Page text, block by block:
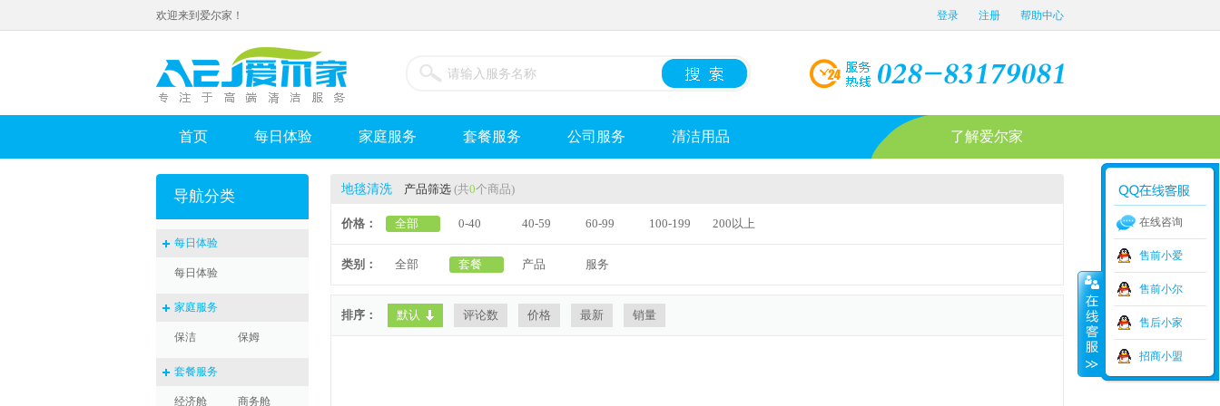
欢迎来到爱尔家！ 登录 注册 帮助中心
首页 每日体验 家庭服务 套餐服务 公司服务 清洁用品 了解爱尔家
导航分类
每日体验
每日体验
家庭服务
保洁 保姆
套餐服务
经济舱 商务舱
地毯清洗 产品筛选 (共0个商品)
价格： 全部 0-40 40-59 60-99 100-199 200以上
类别： 全部 套餐 产品 服务
排序： 默认 评论数 价格 最新 销量
在线咨询
售前小爱
售前小尔
售后小家
招商小盟